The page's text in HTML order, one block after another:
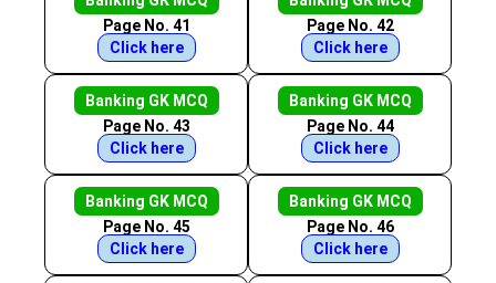
Page No. 41
Click here
Page No. 42
Click here
Banking GK MCQ
Page No. 43
Click here
Banking GK MCQ
Page No. 44
Click here
Banking GK MCQ
Page No. 45
Click here
Banking GK MCQ
Page No. 46
Click here